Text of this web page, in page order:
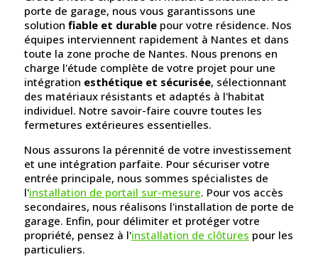
porte de garage, nous vous garantissons une
solution fiable et durablepour votre résidence. Nos
équipes interviennent rapidement à Nantes et dans
toute la zone proche de Nantes. Nous prenons en
charge l'étude complète de votre projet pour une
intégration esthétique et sécurisée, sélectionnant
des matériaux résistants et adaptés à l'habitat
individuel. Notre savoir-faire couvre toutes les
fermetures extérieures essentielles.
Nous assurons la pérennité de votre investissement
et une intégration parfaite. Pour sécuriser votre
entrée principale, nous sommes spécialistes de
l'installation de portail sur-mesure. Pour vos accès
secondaires, nous réalisons l'installation de porte de
garage. Enfin, pour délimiter et protéger votre
propriété, pensez à l'installation de clôtures pour les
particuliers.